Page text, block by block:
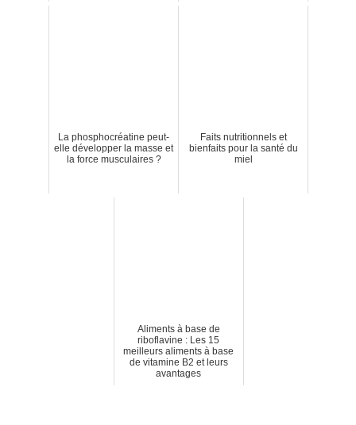
La phosphocréatine peut-
elle développer la masse et
la force musculaires ?
Faits nutritionnels et
bienfaits pour la santé du
miel
Aliments à base de
riboflavine : Les 15
meilleurs aliments à base
de vitamine B2 et leurs
avantages